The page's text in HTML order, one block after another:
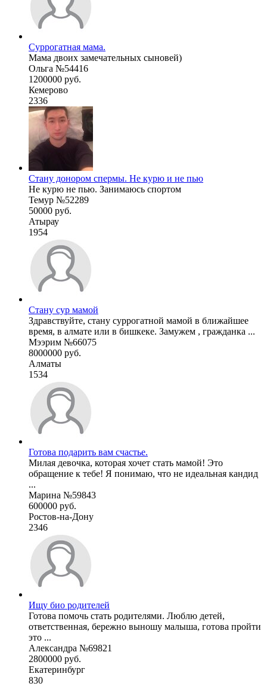
Суррогатная мама.
Мама двоих замечательных сыновей)
Ольга №54416
1200000 руб.
Кемерово
2336
Стану донором спермы. Не курю и не пью
Не курю не пью. Занимаюсь спортом
Темур №52289
50000 руб.
Атырау
1954
Стану сур мамой
Здравствуйте, стану суррогатной мамой в ближайшее
время, в алмате или в бишкеке. Замужем , гражданка ...
Мээрим №66075
8000000 руб.
Алматы
1534
Готова подарить вам счастье.
Милая девочка, которая хочет стать мамой! Это
обращение к тебе! Я понимаю, что не идеальная кандид
...
Марина №59843
600000 руб.
Ростов-на-Дону
2346
Ищу био родителей
Готова помочь стать родителями. Люблю детей,
ответственная, бережно выношу малыша, готова пройти
это ...
Александра №69821
2800000 руб.
Екатеринбург
830